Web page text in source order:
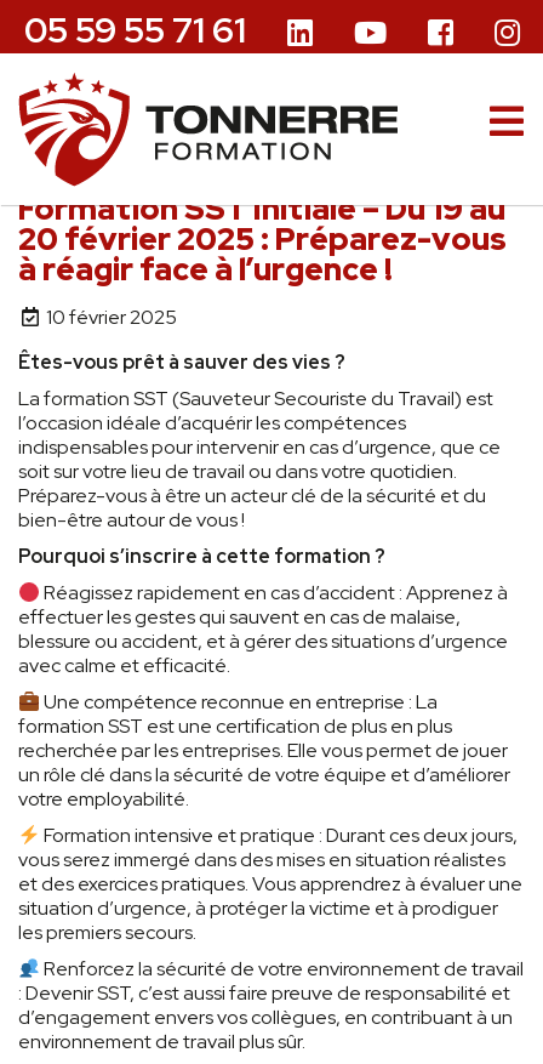
05 59 55 71 61
Formation SST Initiale – Du 19 au
20 février 2025 : Préparez-vous
à réagir face à l’urgence !
10 février 2025
Êtes-vous prêt à sauver des vies ?
La formation SST (Sauveteur Secouriste du Travail) est
l’occasion idéale d’acquérir les compétences
indispensables pour intervenir en cas d’urgence, que ce
soit sur votre lieu de travail ou dans votre quotidien.
Préparez-vous à être un acteur clé de la sécurité et du
bien-être autour de vous !
Pourquoi s’inscrire à cette formation ?
Réagissez rapidement en cas d’accident : Apprenez à
effectuer les gestes qui sauvent en cas de malaise,
blessure ou accident, et à gérer des situations d’urgence
avec calme et efficacité.
Une compétence reconnue en entreprise : La
formation SST est une certification de plus en plus
recherchée par les entreprises. Elle vous permet de jouer
un rôle clé dans la sécurité de votre équipe et d’améliorer
votre employabilité.
Formation intensive et pratique : Durant ces deux jours,
vous serez immergé dans des mises en situation réalistes
et des exercices pratiques. Vous apprendrez à évaluer une
situation d’urgence, à protéger la victime et à prodiguer
les premiers secours.
Renforcez la sécurité de votre environnement de travail
: Devenir SST, c’est aussi faire preuve de responsabilité et
d’engagement envers vos collègues, en contribuant à un
environnement de travail plus sûr.